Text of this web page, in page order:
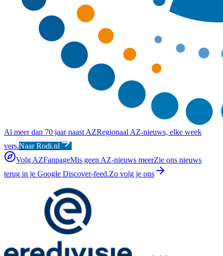
Al meer dan 70 jaar naast AZRegionaal AZ-nieuws, elke week
vers.Naar Rodi.nl
Volg AZFanpageMis geen AZ-nieuws meerZie ons nieuws
terug in je Google Discover-feed.Zo volg je ons